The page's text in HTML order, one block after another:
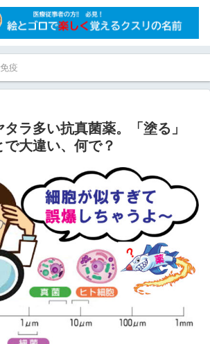
疫
ラ多い抗真菌薬。「塗る」
で大違い、何で？